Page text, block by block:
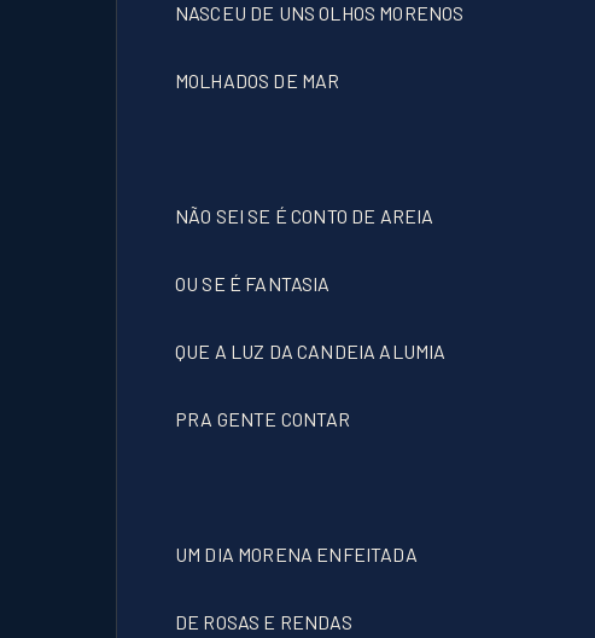
NASCEU DE UNS OLHOS MORENOS
MOLHADOS DE MAR
NÃO SEI SE É CONTO DE AREIA
OU SE É FANTASIA
QUE A LUZ DA CANDEIA ALUMIA
PRA GENTE CONTAR
UM DIA MORENA ENFEITADA
DE ROSAS E RENDAS